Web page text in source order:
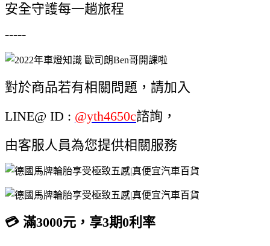
安全守護每一趟旅程
-----
對於商品若有相關問題，請加入
LINE@ ID : @yth4650c諮詢，
由客服人員為您提供相關服務
💳 滿3000元，享3期0利率